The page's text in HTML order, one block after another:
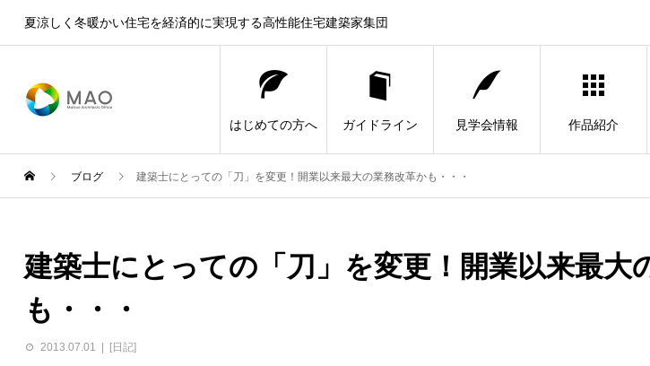
夏涼しく冬暖かい住宅を経済的に実現する高性能住宅建築家集団
はじめての方へ ガイドライン 見学会情報 作品紹介
ブログ 建築士にとっての「刀」を変更！開業以来最大の業務改革かも・・・
建築士にとっての「刀」を変更！開業以来最大
も・・・
2013.07.01 [日記]